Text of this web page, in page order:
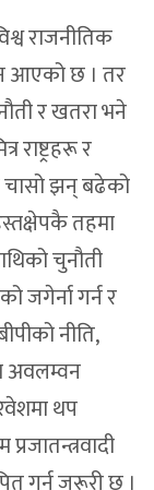
राजनीतिक
आएको छ । तर
र खतरा भने
राष्ट्रहरू र
चासो झन् बढेको
तहमा
चुनौती
जगेर्ना गर्न र
नीति,
अवलम्वन
थप